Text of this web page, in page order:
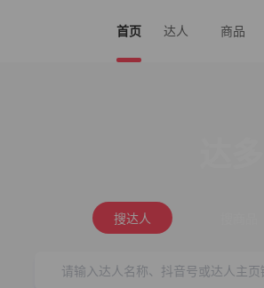
首页 达人 商品
搜达人